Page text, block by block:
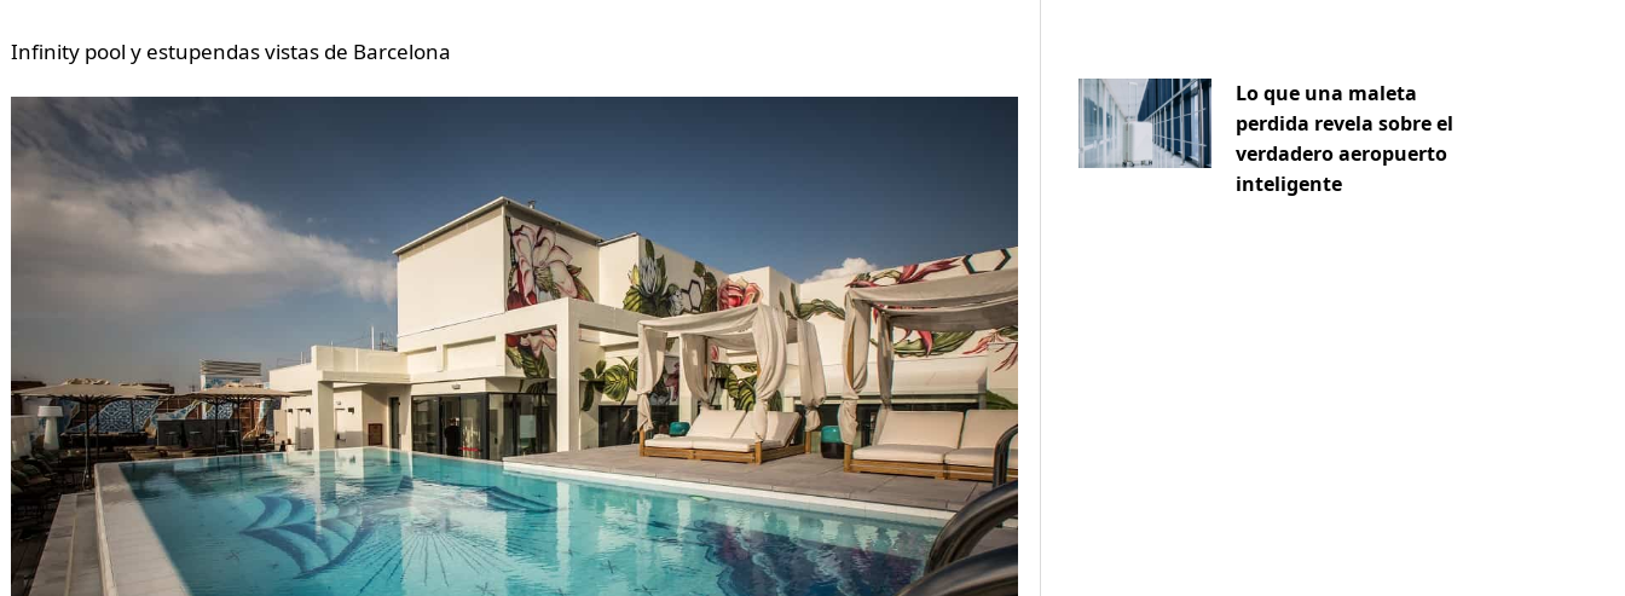
Infinity pool y estupendas vistas de Barcelona
Lo que una maleta
perdida revela sobre el
verdadero aeropuerto
inteligente